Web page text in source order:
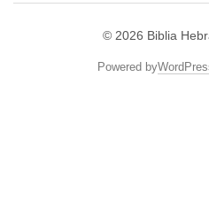
© 2026 Biblia
Powered by